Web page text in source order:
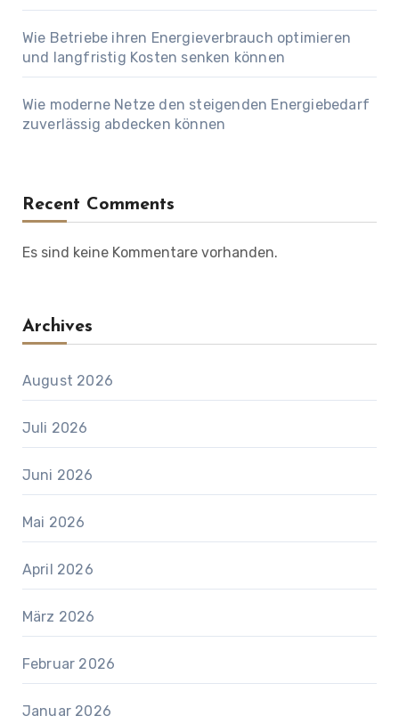
Wie Betriebe ihren Energieverbrauch optimieren
und langfristig Kosten senken können
Wie moderne Netze den steigenden Energiebedarf
zuverlässig abdecken können
Recent Comments
Es sind keine Kommentare vorhanden.
Archives
August 2026
Juli 2026
Juni 2026
Mai 2026
April 2026
März 2026
Februar 2026
Januar 2026